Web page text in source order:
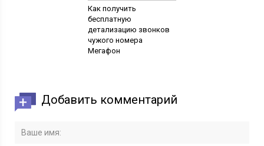
Как получить
бесплатную
детализацию звонков
чужого номера
Мегафон
Добавить комментарий